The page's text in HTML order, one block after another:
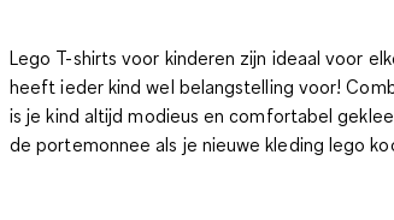
Lego T-shirts voor kinderen zijn ideaal voor
heeft ieder kind wel belangstelling voor!
is je kind altijd modieus en comfortabel
de portemonnee als je nieuwe kleding lego